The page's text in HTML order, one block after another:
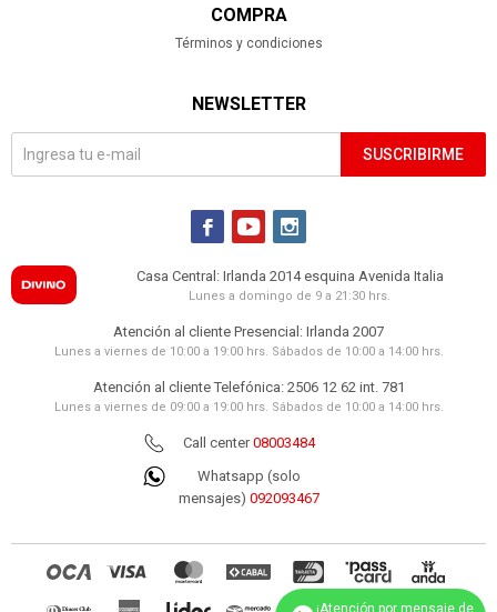
COMPRA
Términos y condiciones
NEWSLETTER
SUSCRIBIRME
  
Casa Central: Irlanda 2014 esquina Avenida Italia
Lunes a domingo de 9 a 21:30 hrs.
Atención al cliente Presencial: Irlanda 2007
Lunes a viernes de 10:00 a 19:00 hrs. Sábados de 10:00 a 14:00 hrs.
Atención al cliente Telefónica: 2506 12 62 int. 781
Lunes a viernes de 09:00 a 19:00 hrs. Sábados de 10:00 a 14:00 hrs.
Call center08003484
Whatsapp (solo
mensajes) 092093467